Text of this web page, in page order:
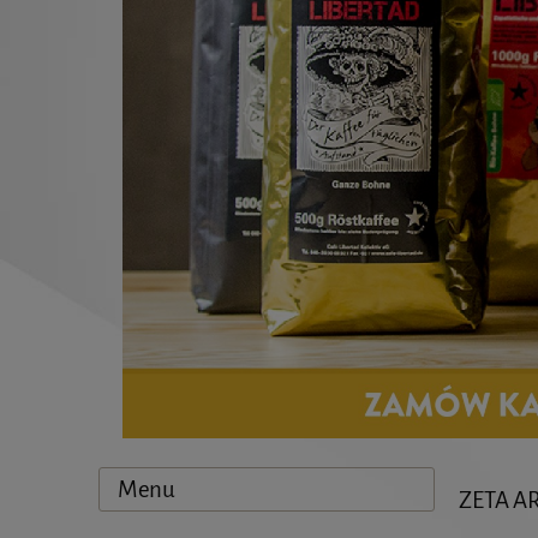
Menu ZETA